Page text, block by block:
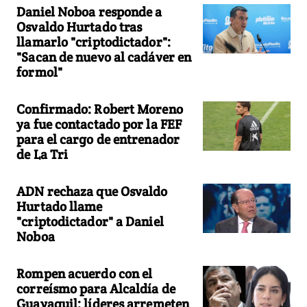
Daniel Noboa responde a
Osvaldo Hurtado tras
llamarlo "criptodictador":
"Sacan de nuevo al cadáver en
formol"
Confirmado: Robert Moreno
ya fue contactado por la FEF
para el cargo de entrenador
de La Tri
ADN rechaza que Osvaldo
Hurtado llame
"criptodictador" a Daniel
Noboa
Rompen acuerdo con el
correísmo para Alcaldía de
Guayaquil: líderes arremeten